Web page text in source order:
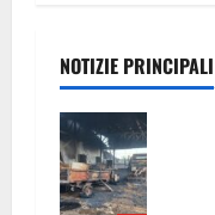
NOTIZIE PRINCIPALI